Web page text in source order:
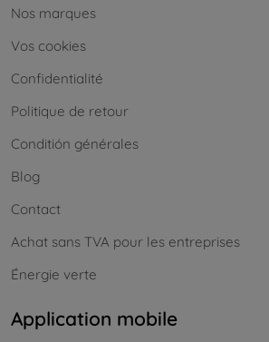
Nos marques
Vos cookies
Confidentialité
Politique de retour
Conditión générales
Blog
Contact
Achat sans TVA pour les entreprises
Énergie verte
Application mobile